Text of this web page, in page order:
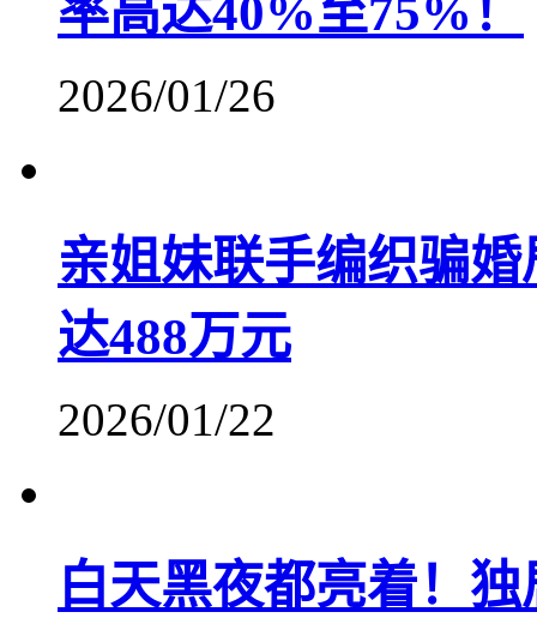
率高达40%至75%！
2026/01/26
亲姐妹联手编织骗
达488万元
2026/01/22
白天黑夜都亮着！